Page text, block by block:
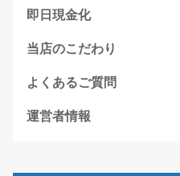
即日現金化
当店のこだわり
よくあるご質問
運営者情報